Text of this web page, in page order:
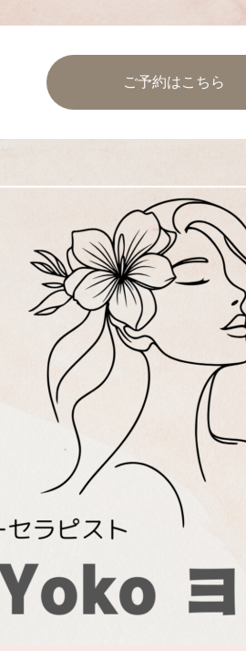
ご予約はこちら